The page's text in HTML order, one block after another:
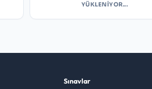
YÜKLENIYOR...
Sınavlar